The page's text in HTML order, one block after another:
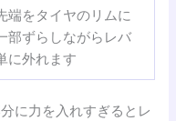
端をタイヤのリムに
部ずらしながらレバ
に外れます
に力を入れすぎるとレ